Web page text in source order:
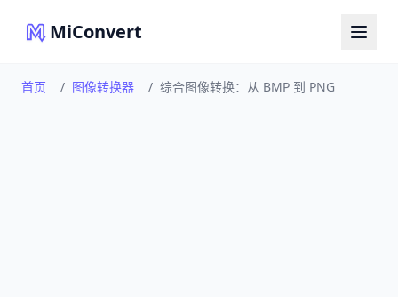
MiConvert
首页 / 图像转换器 / 综合图像转换：从 BMP 到 PNG